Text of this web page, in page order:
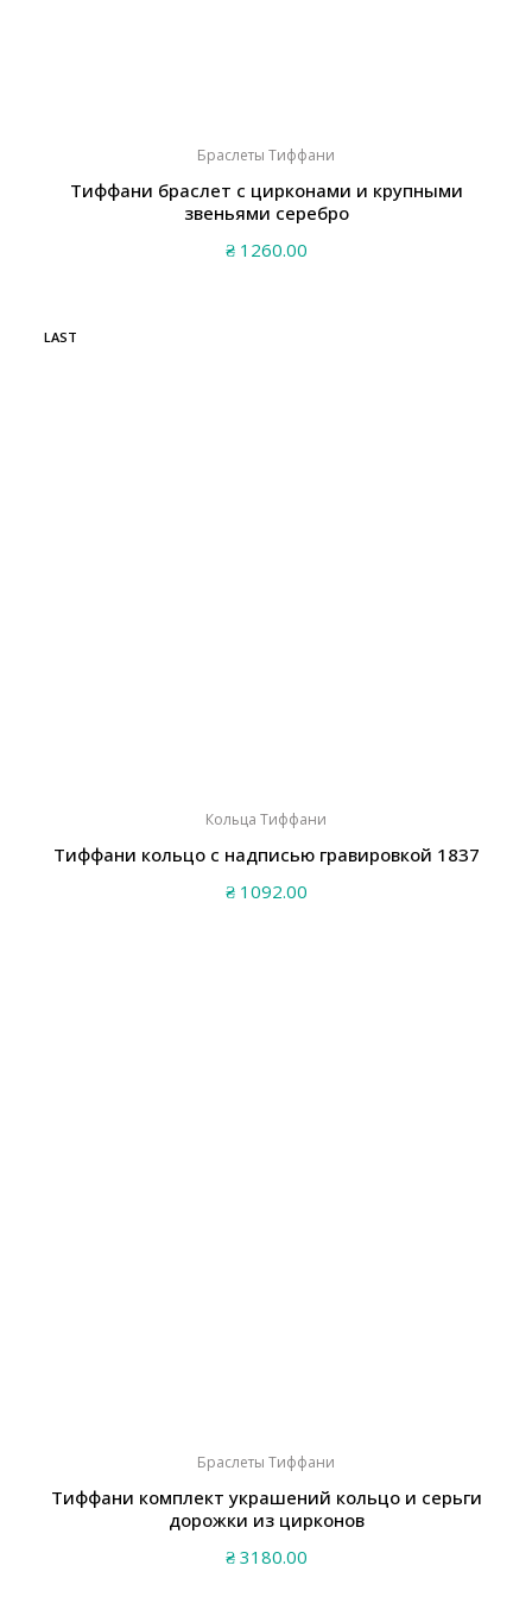
Браслеты Тиффани
Тиффани браслет с цирконами и крупными
звеньями серебро
₴1260.00
LAST
Кольца Тиффани
Тиффани кольцо с надписью гравировкой 1837
₴1092.00
Браслеты Тиффани
Тиффани комплект украшений кольцо и серьги
дорожки из цирконов
₴3180.00